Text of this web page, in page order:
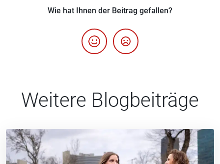
Wie hat Ihnen der Beitrag gefallen?
Weitere Blogbeiträge